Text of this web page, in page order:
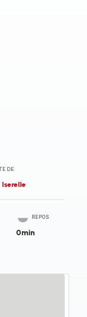
DE
Iserelle
REPOS
0min